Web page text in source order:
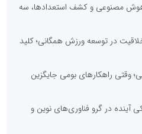
هوش مصنوعی و کشف استعدادها، سه
در توسعه ورزش همگانی؛ کلید
وقتی راهکارهای بومی جایگزین
آینده در گرو فناوری‌های نوین و